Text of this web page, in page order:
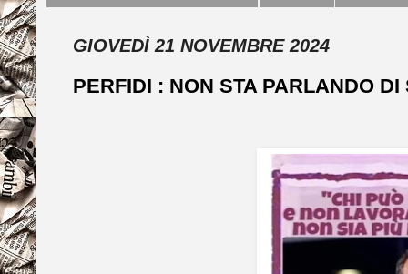
GIOVEDÌ 21 NOVEMBRE 2024
PERFIDI : NON STA PARLANDO